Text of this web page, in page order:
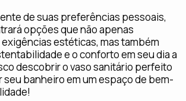
de suas preferências pessoais,
opções que não apenas
estéticas, mas também
e o conforto em seu dia a
descobrir o vaso sanitário perfeito
seu banheiro em um espaço de bem-